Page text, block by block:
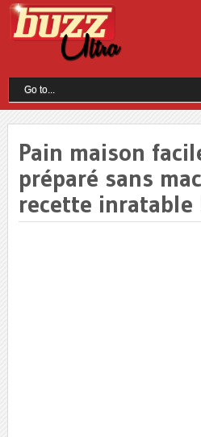
Pain maison
préparé sans
recette inratable